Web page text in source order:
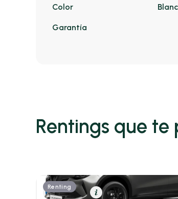
Color
Garantía
Rentings que
Renting
Eléctrico Resumen